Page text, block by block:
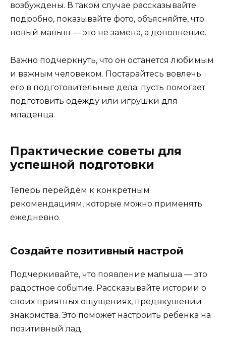
возбуждены. В таком случае рассказывайте
подробно, показывайте фото, объясняйте, что
новый малыш — это не замена, а дополнение.
Важно подчеркнуть, что он останется любимым
и важным человеком. Постарайтесь вовлечь
его в подготовительные дела: пусть помогает
подготовить одежду или игрушки для
младенца.
Практические советы для
успешной подготовки
Теперь перейдём к конкретным
рекомендациям, которые можно применять
ежедневно.
Создайте позитивный настрой
Подчеркивайте, что появление малыша — это
радостное событие. Рассказывайте истории о
своих приятных ощущениях, предвкушении
знакомства. Это поможет настроить ребенка на
позитивный лад.